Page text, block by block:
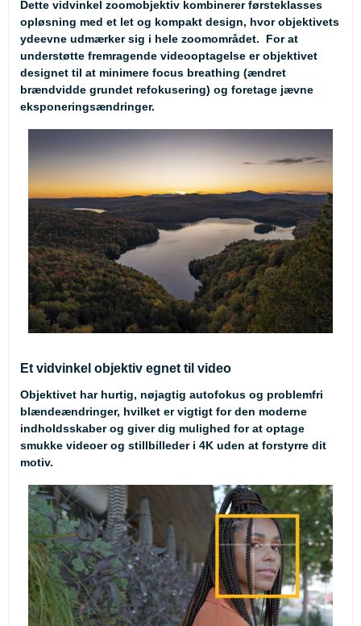
Dette vidvinkel zoomobjektiv kombinerer førsteklasses
opløsning med et let og kompakt design, hvor objektivets
ydeevne udmærker sig i hele zoomområdet. For at
understøtte fremragende videooptagelse er objektivet
designet til at minimere focus breathing (ændret
brændvidde grundet refokusering) og foretage jævne
eksponeringsændringer.
Et vidvinkel objektiv egnet til video
Objektivet har hurtig, nøjagtig autofokus og problemfri
blændeændringer, hvilket er vigtigt for den moderne
indholdsskaber og giver dig mulighed for at optage
smukke videoer og stillbilleder i 4K uden at forstyrre dit
motiv.